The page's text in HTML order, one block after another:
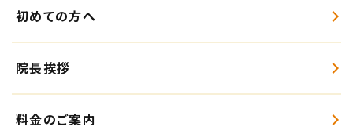
初めての方へ
院長挨拶
料金のご案内